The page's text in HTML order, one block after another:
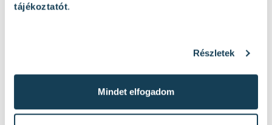
tájékoztatót.
Részletek
Mindet elfogadom
Hasonló termékek